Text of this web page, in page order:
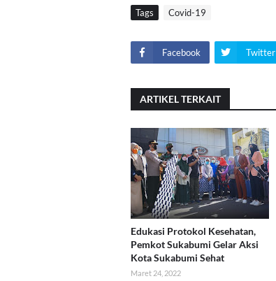
Tags Covid-19
Facebook Twitter
ARTIKEL TERKAIT
Edukasi Protokol Kesehatan,
Pemkot Sukabumi Gelar Aksi
Kota Sukabumi Sehat
Maret 24, 2022